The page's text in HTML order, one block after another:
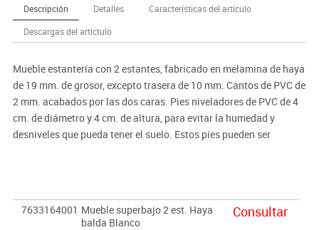
Descripción Detalles
Características del artículo
Descargas del artíctulo
Mueble estantería con 2 estantes, fabricado en melamina de haya
de 19 mm. de grosor, excepto trasera de 10 mm. Cantos de PVC de
2 mm. acabados por las dos caras. Pies niveladores de PVC de 4
cm. de diámetro y 4 cm. de altura, para evitar la humedad y
desniveles que pueda tener el suelo. Estos pies pueden ser
Garantizado por los ensayos realizados en centro tecnológico de
certificación de mobiliario TECNALIA.
7633164001 Mueble superbajo 2 est. Haya
balda Blanco
Consultar